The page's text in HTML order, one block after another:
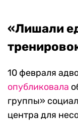
«Лишали
10 февраля
опубликовала
группы»
центра для